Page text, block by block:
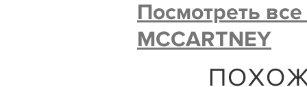
Посмотреть
MCCARTNEY